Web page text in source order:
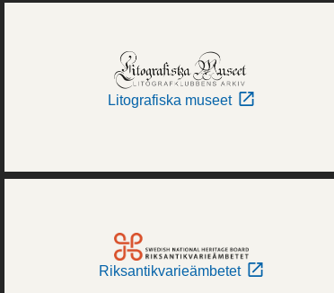
Litografiska museet
Riksantikvarieämbetet